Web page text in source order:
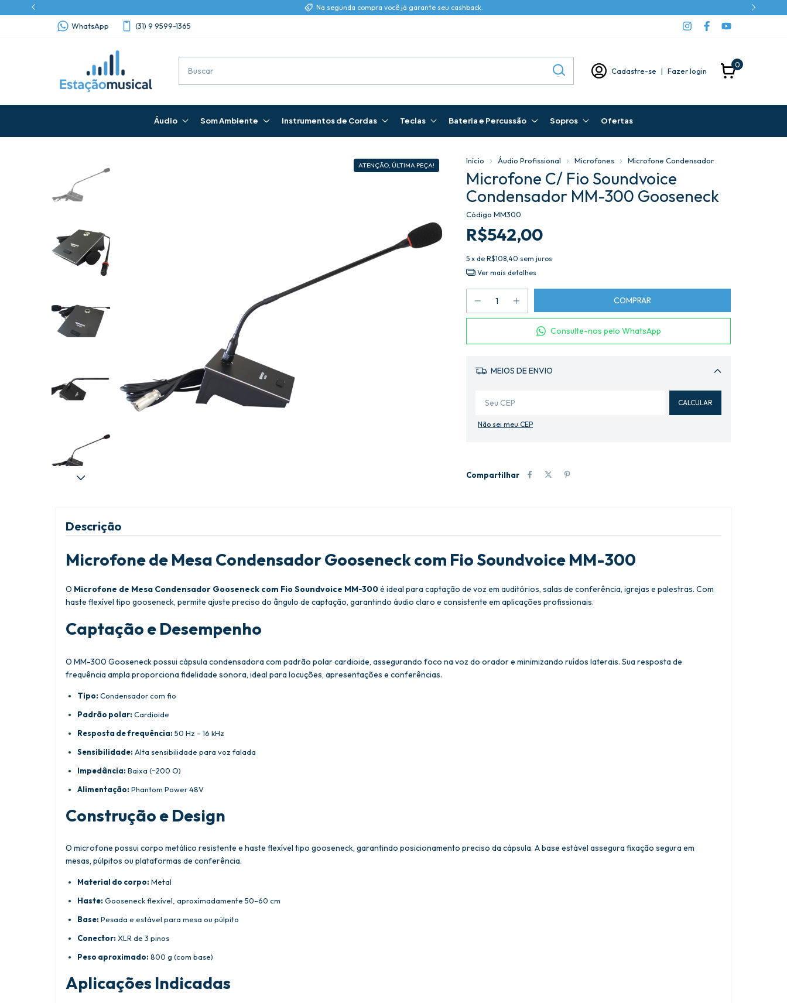
Na segunda compra você já garante seu cashback.
WhatsApp (31) 9 9599-1365
Cadastre-se | Fazer login
0
Áudio Som Ambiente Instrumentos de Cordas Teclas Bateria e Percussão Sopros Ofertas
ATENÇÃO, ÚLTIMA PEÇA! Início Áudio Profissional Microfones Microfone Condensador
Microfone C/ Fio Soundvoice
Condensador MM-300 Gooseneck
Código MM300
R$542,00
5 x de R$108,40 sem juros
Ver mais detalhes
Consulte-nos pelo WhatsApp
MEIOS DE ENVIO
Alterar CEP
CALCULAR
Não sei meu CEP
Compartilhar
Descrição
Microfone de Mesa Condensador Gooseneck com Fio Soundvoice MM-300
O Microfone de Mesa Condensador Gooseneck com Fio Soundvoice MM-300é ideal para captação de voz em auditórios, salas de conferência, igrejas e palestras. Com
haste flexível tipo gooseneck, permite ajuste preciso do ângulo de captação, garantindo áudio claro e consistente em aplicações profissionais.
Captação e Desempenho
O MM-300 Gooseneck possui cápsula condensadora com padrão polar cardioide, assegurando foco na voz do orador e minimizando ruídos laterais. Sua resposta de
frequência ampla proporciona fidelidade sonora, ideal para locuções, apresentações e conferências.
Tipo: Condensador com fio
Padrão polar: Cardioide
Resposta de frequência: 50 Hz – 16 kHz
Sensibilidade: Alta sensibilidade para voz falada
Impedância: Baixa (~200 O)
Alimentação: Phantom Power 48V
Construção e Design
O microfone possui corpo metálico resistente e haste flexível tipo gooseneck, garantindo posicionamento preciso da cápsula. A base estável assegura fixação segura em
mesas, púlpitos ou plataformas de conferência.
Material do corpo: Metal
Haste: Gooseneck flexível, aproximadamente 50–60 cm
Base: Pesada e estável para mesa ou púlpito
Conector: XLR de 3 pinos
Peso aproximado: 800 g (com base)
Aplicações Indicadas